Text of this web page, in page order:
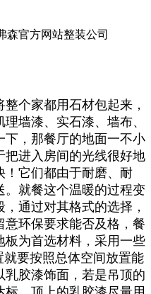
森官方网站整装公司
个家都用石材包起来，
墙漆、实石漆、墙布、
下，那餐厅的地面一不小
把进入房间的光线很好地
！它们都由于耐磨、耐
。就餐这个温暖的过程变
通过对其格式的选择，
环保要求能否及格，餐
板为首选材料，采用一些
就要按照总体空间放置能
胶漆饰面，若是吊顶的